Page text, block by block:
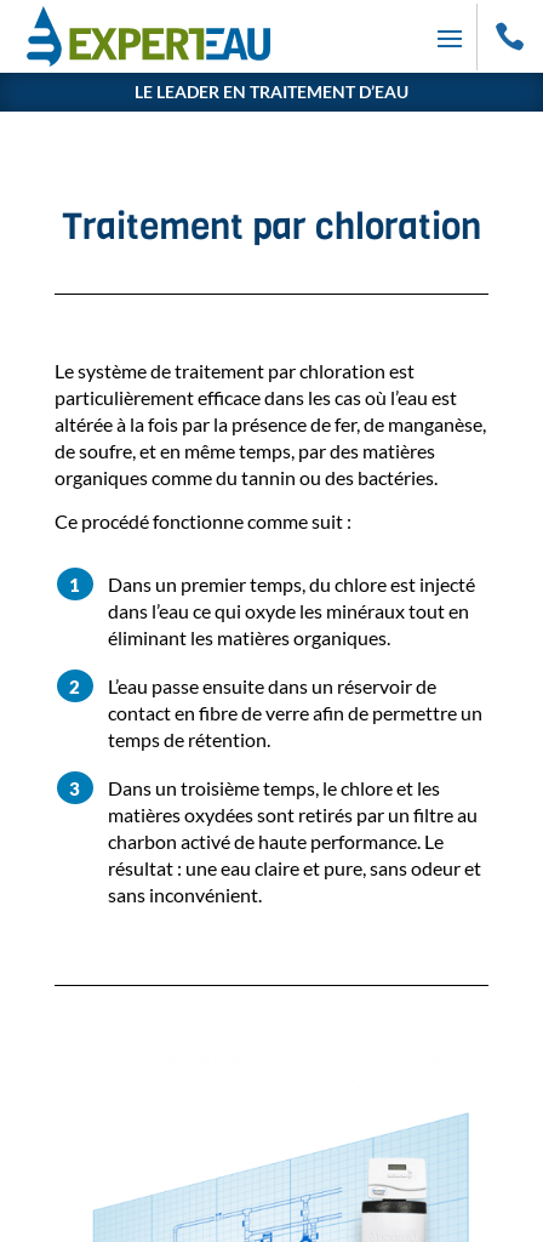

LE LEADER EN TRAITEMENT D’EAU
Traitement par chloration
Le système de traitement par chloration est
particulièrement efficace dans les cas où l’eau est
altérée à la fois par la présence de fer, de manganèse,
de soufre, et en même temps, par des matières
organiques comme du tannin ou des bactéries.
Ce procédé fonctionne comme suit :
Dans un premier temps, du chlore est injecté
dans l’eau ce qui oxyde les minéraux tout en
éliminant les matières organiques.
L’eau passe ensuite dans un réservoir de
contact en fibre de verre afin de permettre un
temps de rétention.
Dans un troisième temps, le chlore et les
matières oxydées sont retirés par un filtre au
charbon activé de haute performance. Le
résultat : une eau claire et pure, sans odeur et
sans inconvénient.